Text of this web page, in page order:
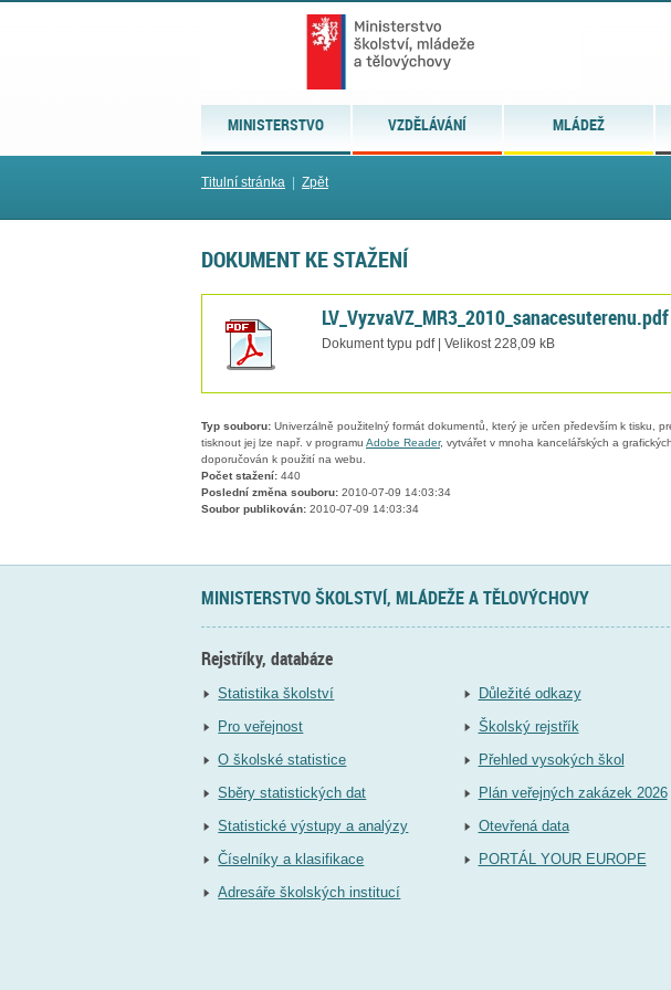
MINISTERSTVO VZDĚLÁVÁNÍ MLÁDEŽ
Titulní stránka Zpět
DOKUMENT KE STAŽENÍ
LV_VyzvaVZ_MR3_2010_sanacesuterenu.pdf
Dokument typu pdf | Velikost 228,09 kB
Typ souboru: Univerzálně použitelný formát dokumentů, který je určen především k tisku,
tisknout jej lze např. v programu Adobe Reader, vytvářet v mnoha kancelářských a
doporučován k použití na webu.
Počet stažení: 440
Poslední změna souboru: 2010-07-09 14:03:34
Soubor publikován: 2010-07-09 14:03:34
MINISTERSTVO ŠKOLSTVÍ, MLÁDEŽE A TĚLOVÝCHOVY
Rejstříky, databáze
Statistika školství
Pro veřejnost
O školské statistice
Sběry statistických dat
Statistické výstupy a analýzy
Číselníky a klasifikace
Adresáře školských institucí
Důležité odkazy
Školský rejstřík
Přehled vysokých škol
Plán veřejných zakázek 2026
Otevřená data
PORTÁL YOUR EUROPE